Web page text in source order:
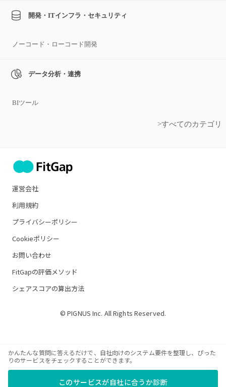
開発・ITインフラ・セキュリティ
ノーコード・ローコード開発
データ分析・連携
BIツール
>すべてのカテゴリ
運営会社
利用規約
プライバシーポリシー
Cookieポリシー
お問い合わせ
FitGapの評価メソッド
シェアスコアの算出方法
© PIGNUS Inc. All Rights Reserved.
かんたんな質問に答えるだけで、自社向けのシステム要件を整理し、ぴった
りのサービスをチェックすることができます。
このサービスが自社に合うか診断